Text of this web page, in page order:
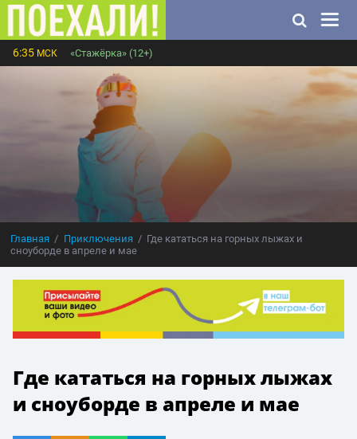
6:35 МСК «Стажёрка» (12+)
Главная Приключения
Где кататься на горных лыжах и
сноуборде в апреле и мае
Где кататься на горных лыжах
и сноуборде в апреле и мае